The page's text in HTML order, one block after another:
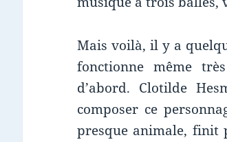
Mais voilà, il y a
fonctionne même
d’abord. Clotilde
composer ce
presque animale, finit